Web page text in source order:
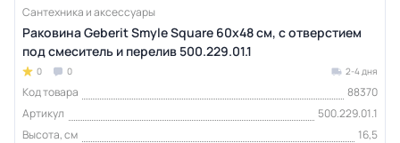
Сантехника и аксессуары
Раковина Geberit Smyle Square 60х48 см, с отверстием
под смеситель и перелив 500.229.01.1
0 0 2-4 дня
Код товара
88370
Артикул
500.229.01.1
Высота, см
16,5